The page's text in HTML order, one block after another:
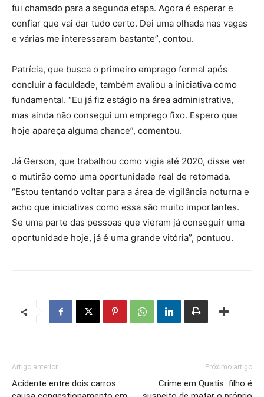
fui chamado para a segunda etapa. Agora é esperar e
confiar que vai dar tudo certo. Dei uma olhada nas vagas
e várias me interessaram bastante”, contou.
Patrícia, que busca o primeiro emprego formal após
concluir a faculdade, também avaliou a iniciativa como
fundamental. “Eu já fiz estágio na área administrativa,
mas ainda não consegui um emprego fixo. Espero que
hoje apareça alguma chance”, comentou.
Já Gerson, que trabalhou como vigia até 2020, disse ver
o mutirão como uma oportunidade real de retomada.
“Estou tentando voltar para a área de vigilância noturna e
acho que iniciativas como essa são muito importantes.
Se uma parte das pessoas que vieram já conseguir uma
oportunidade hoje, já é uma grande vitória”, pontuou.
Artigo anterior
Acidente entre dois carros
Próximo artigo
Crime em Quatis: filho é